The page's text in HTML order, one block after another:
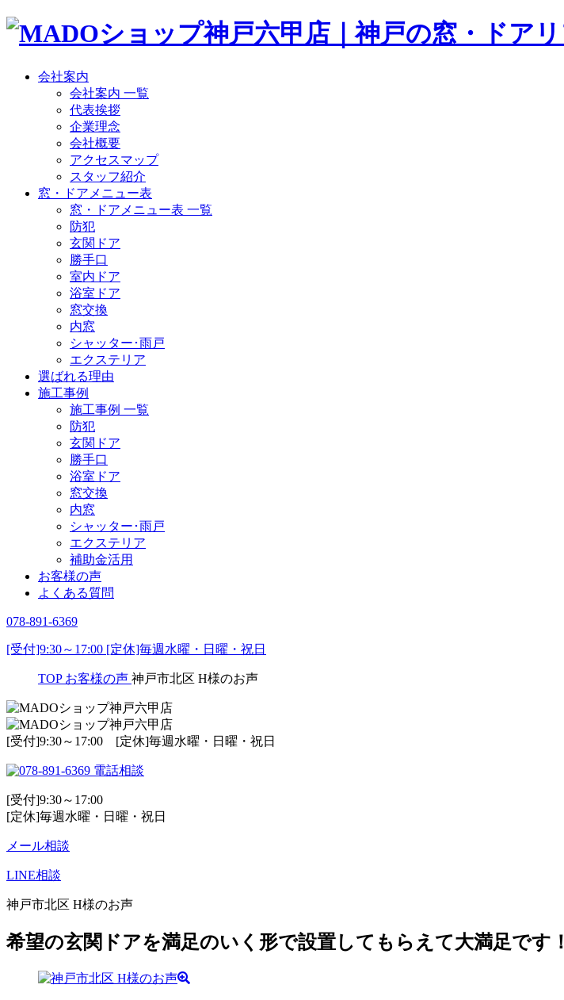
会社案内
会社案内 一覧
代表挨拶
企業理念
会社概要
アクセスマップ
スタッフ紹介
窓・ドアメニュー表
窓・ドアメニュー表 一覧
防犯
玄関ドア
勝手口
室内ドア
浴室ドア
窓交換
内窓
シャッター･雨戸
エクステリア
選ばれる理由
施工事例
施工事例 一覧
防犯
玄関ドア
勝手口
浴室ドア
窓交換
内窓
シャッター･雨戸
エクステリア
補助金活用
お客様の声
よくある質問
078-891-6369
[受付]9:30～17:00 [定休]毎週水曜・日曜・祝日
TOP お客様の声 神戸市北区 H様のお声
[受付]9:30～17:00 [定休]毎週水曜・日曜・祝日
電話相談
[受付]9:30～17:00
[定休]毎週水曜・日曜・祝日
メール相談
LINE相談
神戸市北区 H様のお声
希望の玄関ドアを満足のいく形で設置してもらえて大満足です！